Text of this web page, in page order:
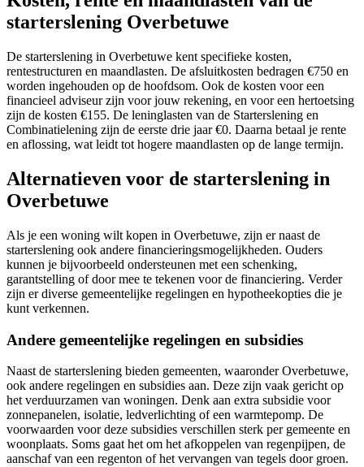
starterslening Overbetuwe
De starterslening in Overbetuwe kent specifieke kosten,
rentestructuren en maandlasten. De afsluitkosten bedragen €750 en
worden ingehouden op de hoofdsom. Ook de kosten voor een
financieel adviseur zijn voor jouw rekening, en voor een hertoetsing
zijn de kosten €155. De leninglasten van de Starterslening en
Combinatielening zijn de eerste drie jaar €0. Daarna betaal je rente
en aflossing, wat leidt tot hogere maandlasten op de lange termijn.
Alternatieven voor de starterslening in
Overbetuwe
Als je een woning wilt kopen in Overbetuwe, zijn er naast de
starterslening ook andere financieringsmogelijkheden. Ouders
kunnen je bijvoorbeeld ondersteunen met een schenking,
garantstelling of door mee te tekenen voor de financiering. Verder
zijn er diverse gemeentelijke regelingen en hypotheekopties die je
kunt verkennen.
Andere gemeentelijke regelingen en subsidies
Naast de starterslening bieden gemeenten, waaronder Overbetuwe,
ook andere regelingen en subsidies aan. Deze zijn vaak gericht op
het verduurzamen van woningen. Denk aan extra subsidie voor
zonnepanelen, isolatie, ledverlichting of een warmtepomp. De
voorwaarden voor deze subsidies verschillen sterk per gemeente en
woonplaats. Soms gaat het om het afkoppelen van regenpijpen, de
aanschaf van een regenton of het vervangen van tegels door groen.